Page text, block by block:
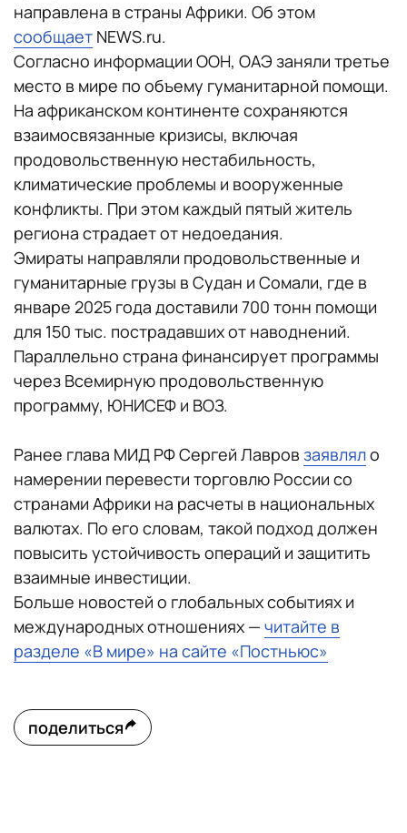
направлена в страны Африки. Об этом
сообщает NEWS.ru.
Согласно информации ООН, ОАЭ заняли третье
место в мире по объему гуманитарной помощи.
На африканском континенте сохраняются
взаимосвязанные кризисы, включая
продовольственную нестабильность,
климатические проблемы и вооруженные
конфликты. При этом каждый пятый житель
региона страдает от недоедания.
Эмираты направляли продовольственные и
гуманитарные грузы в Судан и Сомали, где в
январе 2025 года доставили 700 тонн помощи
для 150 тыс. пострадавших от наводнений.
Параллельно страна финансирует программы
через Всемирную продовольственную
программу, ЮНИСЕФ и ВОЗ.
Ранее глава МИД РФ Сергей Лавров заявляло
намерении перевести торговлю России со
странами Африки на расчеты в национальных
валютах. По его словам, такой подход должен
повысить устойчивость операций и защитить
взаимные инвестиции.
Больше новостей о глобальных событиях и
международных отношениях — читайте в
разделе «В мире» на сайте «Постньюс»
поделиться